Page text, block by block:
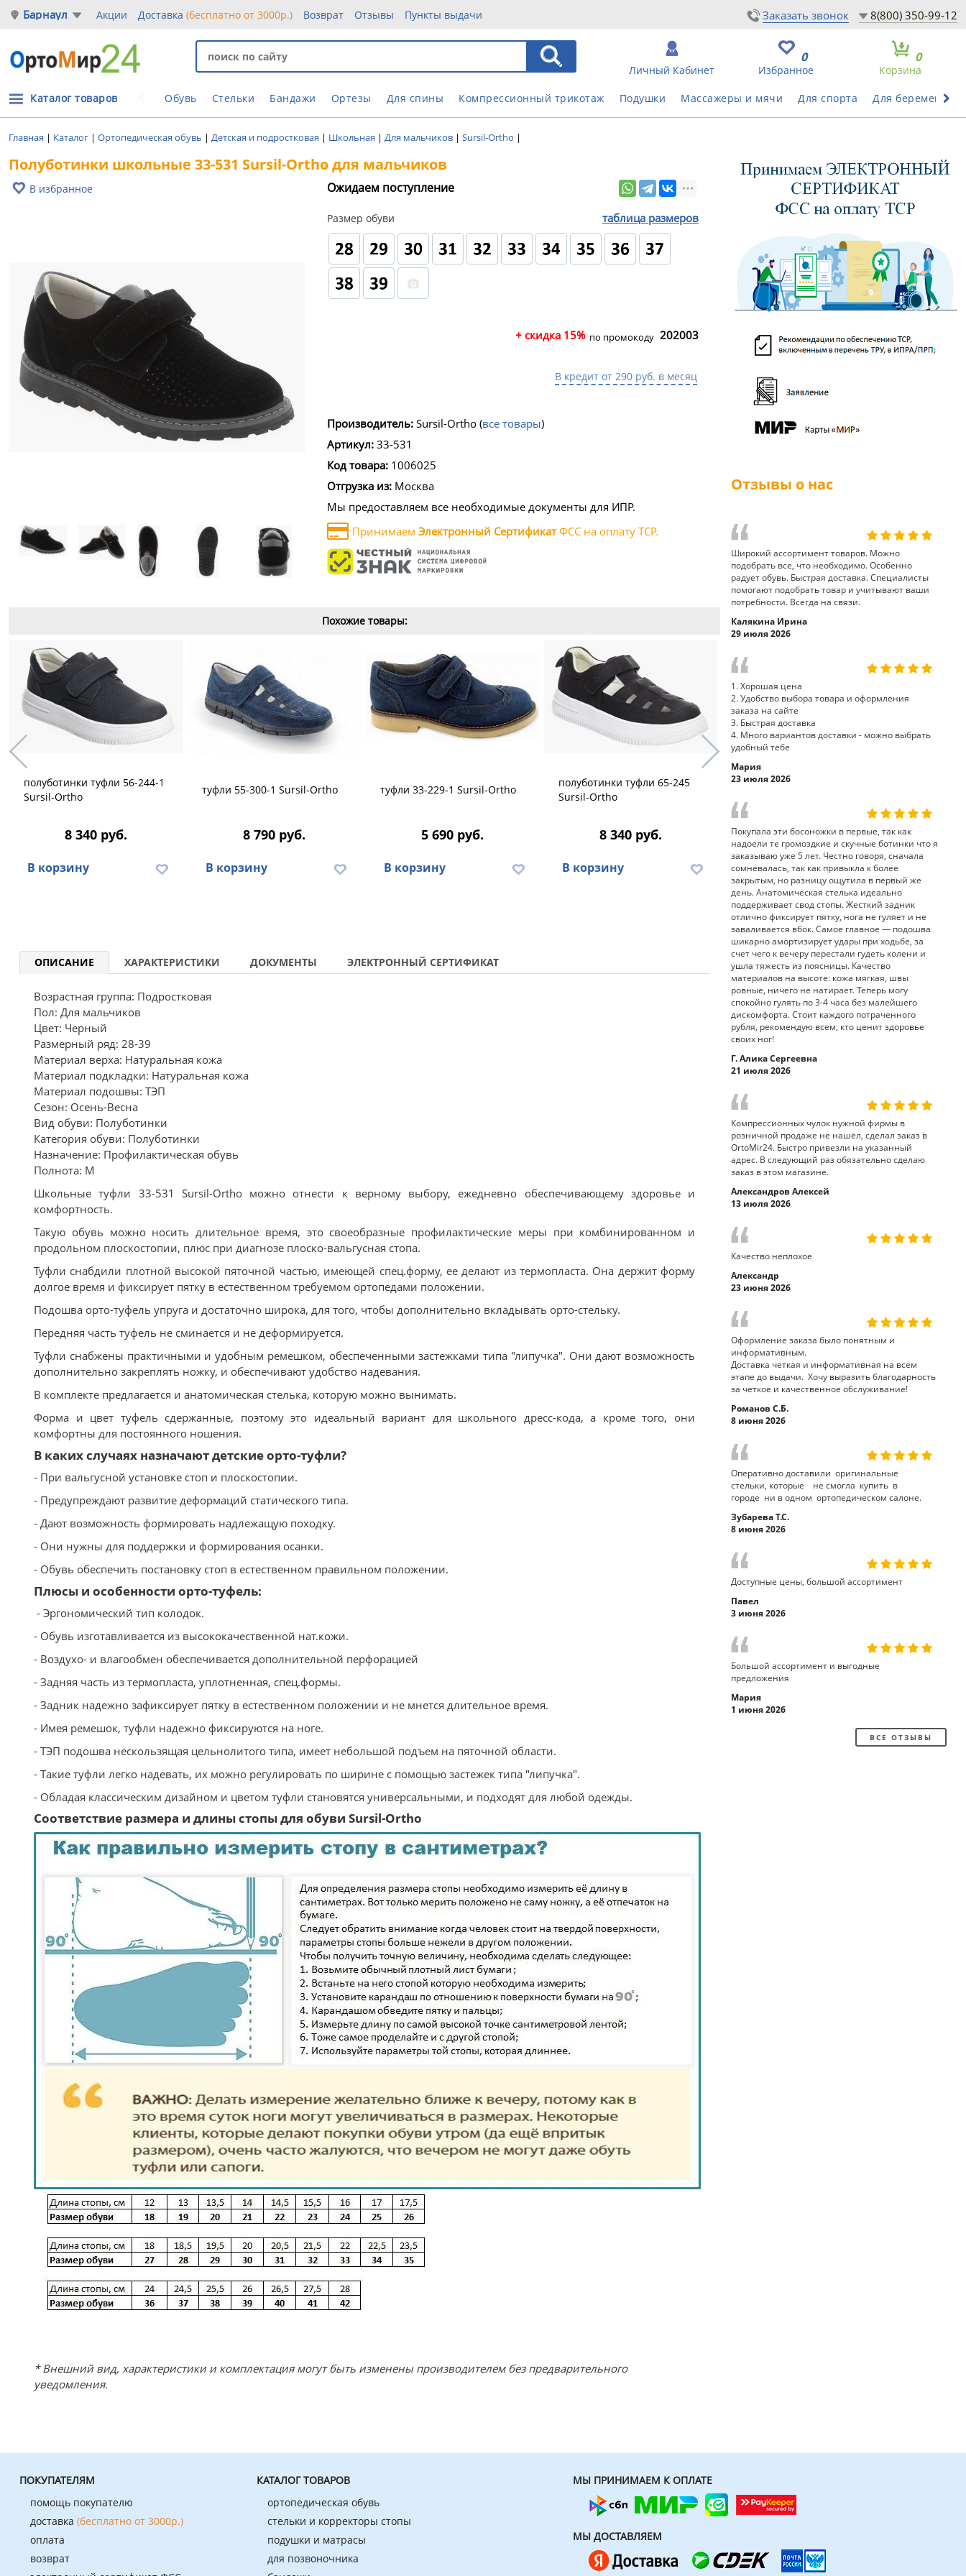
Барнаул Акции Доставка(бесплатно от 3000р.) Возврат Отзывы Пункты выдачи Заказать звонок 8(800) 350-99-12
Корзина
0
Избранное
0
Личный Кабинет
Обувь Стельки Бандажи Ортезы Для спины Компрессионный трикотаж Подушки Массажеры и мячи Для спорта Для беременных
Каталог товаров
Главная | Каталог | Ортопедическая обувь | Детская и подростковая | Школьная | Для мальчиков | Sursil-Ortho |
Полуботинки школьные 33-531 Sursil-Ortho для мальчиков
В избранное Ожидаем поступление
Размер обуви таблица размеров
+ скидка 15% по промокоду 202003
В кредит от 290 руб. в месяц
Производитель: Sursil-Ortho(все товары)
Артикул: 33-531
Код товара: 1006025
Отгрузка из: Москва
Мы предоставляем все необходимые документы для ИПР.
Принимаем Электронный СертификатФСС на оплату ТСР.
Похожие товары:
полуботинки туфли 56-244-1
Sursil-Ortho
8 340 руб.
В корзину
туфли 55-300-1 Sursil-Ortho
8 790 руб.
В корзину
туфли 33-229-1 Sursil-Ortho
5 690 руб.
В корзину
полуботинки туфли 65-245
Sursil-Ortho
8 340 руб.
В корзину
4 990 руб.
В корзину
ОПИСАНИЕ ХАРАКТЕРИСТИКИ ДОКУМЕНТЫ ЭЛЕКТРОННЫЙ СЕРТИФИКАТ
Возрастная группа: Подростковая
Пол: Для мальчиков
Цвет: Черный
Размерный ряд: 28-39
Материал верха: Натуральная кожа
Материал подкладки: Натуральная кожа
Материал подошвы: ТЭП
Сезон: Осень-Весна
Вид обуви: Полуботинки
Категория обуви: Полуботинки
Назначение: Профилактическая обувь
Полнота: M
Школьные туфли 33-531 Sursil-Ortho можно отнести к верному выбору, ежедневно обеспечивающему здоровье и
комфортность.
Такую обувь можно носить длительное время, это своеобразные профилактические меры при комбинированном и
продольном плоскостопии, плюс при диагнозе плоско-вальгусная стопа.
Туфли снабдили плотной высокой пяточной частью, имеющей спец.форму, ее делают из термопласта. Она держит форму
долгое время и фиксирует пятку в естественном требуемом ортопедами положении.
Подошва орто-туфель упруга и достаточно широка, для того, чтобы дополнительно вкладывать орто-стельку.
Передняя часть туфель не сминается и не деформируется.
Туфли снабжены практичными и удобным ремешком, обеспеченными застежками типа "липучка". Они дают возможность
дополнительно закреплять ножку, и обеспечивают удобство надевания.
В комплекте предлагается и анатомическая стелька, которую можно вынимать.
Форма и цвет туфель сдержанные, поэтому это идеальный вариант для школьного дресс-кода, а кроме того, они
комфортны для постоянного ношения.
В каких случаях назначают детские орто-туфли?
- При вальгусной установке стоп и плоскостопии.
- Предупреждают развитие деформаций статического типа.
- Дают возможность формировать надлежащую походку.
- Они нужны для поддержки и формирования осанки.
- Обувь обеспечить постановку стоп в естественном правильном положении.
Плюсы и особенности орто-туфель:
- Эргономический тип колодок.
- Обувь изготавливается из высококачественной нат.кожи.
- Воздухо- и влагообмен обеспечивается дополнительной перфорацией
- Задняя часть из термопласта, уплотненная, спец.формы.
- Задник надежно зафиксирует пятку в естественном положении и не мнется длительное время.
- Имея ремешок, туфли надежно фиксируются на ноге.
- ТЭП подошва нескользящая цельнолитого типа, имеет небольшой подъем на пяточной области.
- Такие туфли легко надевать, их можно регулировать по ширине с помощью застежек типа "липучка".
- Обладая классическим дизайном и цветом туфли становятся универсальными, и подходят для любой одежды.
Соответствие размера и длины стопы для обуви Sursil-Ortho
* Внешний вид, характеристики и комплектация могут быть изменены производителем без предварительного
уведомления.
Отзывы о нас
Широкий ассортимент товаров. Можно
подобрать все, что необходимо. Особенно
радует обувь. Быстрая доставка. Специалисты
помогают подобрать товар и учитывают ваши
потребности. Всегда на связи.
Калякина Ирина
29 июля 2026
1. Хорошая цена
2. Удобство выбора товара и оформления
заказа на сайте
3. Быстрая доставка
4. Много вариантов доставки - можно выбрать
удобный тебе
Мария
23 июля 2026
Покупала эти босоножки в первые, так как
надоели те громоздкие и скучные ботинки что я
заказываю уже 5 лет. Честно говоря, сначала
сомневалась, так как привыкла к более
закрытым, но разницу ощутила в первый же
день. Анатомическая стелька идеально
поддерживает свод стопы. Жесткий задник
отлично фиксирует пятку, нога не гуляет и не
заваливается вбок. Самое главное — подошва
шикарно амортизирует удары при ходьбе, за
счет чего к вечеру перестали гудеть колени и
ушла тяжесть из поясницы. Качество
материалов на высоте: кожа мягкая, швы
ровные, ничего не натирает. Теперь могу
спокойно гулять по 3-4 часа без малейшего
дискомфорта. Стоит каждого потраченного
рубля, рекомендую всем, кто ценит здоровье
своих ног!
Г. Алика Сергеевна
21 июля 2026
Компрессионных чулок нужной фирмы в
розничной продаже не нашёл, сделал заказ в
OrtoMir24. Быстро привезли на указанный
адрес. В следующий раз обязательно сделаю
заказ в этом магазине.
Александров Алексей
13 июля 2026
Качество неплохое
Александр
23 июня 2026
Оформление заказа было понятным и
информативным.
Доставка четкая и информативная на всем
этапе до выдачи. Хочу выразить благодарность
за четкое и качественное обслуживание!
Романов С.Б.
8 июня 2026
Оперативно доставили оригинальные
стельки, которые не смогла купить в
городе ни в одном ортопедическом салоне.
Зубарева Т.С.
8 июня 2026
Доступные цены, большой ассортимент
Павел
3 июня 2026
Большой ассортимент и выгодные
предложения
Мария
1 июня 2026
ВСЕ ОТЗЫВЫ
ПОКУПАТЕЛЯМ
помощь покупателю
доставка (бесплатно от 3000р.)
оплата
возврат
КАТАЛОГ ТОВАРОВ
ортопедическая обувь
стельки и корректоры стопы
подушки и матрасы
для позвоночника
МЫ ПРИНИМАЕМ К ОПЛАТЕ
МЫ ДОСТАВЛЯЕМ